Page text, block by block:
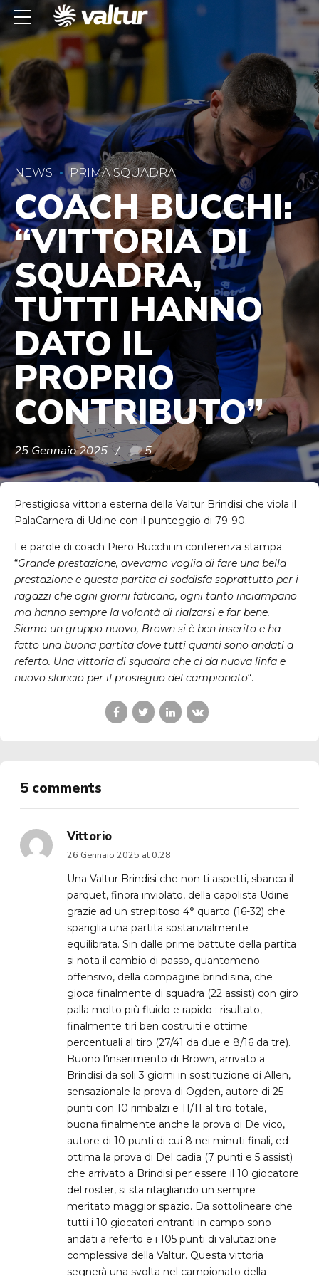
NEWS PRIMA SQUADRA
COACH BUCCHI:
“VITTORIA DI
SQUADRA,
TUTTI HANNO
DATO IL
PROPRIO
CONTRIBUTO”
25 Gennaio 2025 5
Prestigiosa vittoria esterna della Valtur Brindisi che viola il
PalaCarnera di Udine con il punteggio di 79-90.
Le parole di coach Piero Bucchi in conferenza stampa:
“Grande prestazione, avevamo voglia di fare una bella
prestazione e questa partita ci soddisfa soprattutto per i
ragazzi che ogni giorni faticano, ogni tanto inciampano
ma hanno sempre la volontà di rialzarsi e far bene.
Siamo un gruppo nuovo, Brown si è ben inserito e ha
fatto una buona partita dove tutti quanti sono andati a
referto. Una vittoria di squadra che ci da nuova linfa e
nuovo slancio per il prosieguo del campionato“.
5 comments
Vittorio
26 Gennaio 2025 at 0:28
Una Valtur Brindisi che non ti aspetti, sbanca il
parquet, finora inviolato, della capolista Udine
grazie ad un strepitoso 4° quarto (16-32) che
spariglia una partita sostanzialmente
equilibrata. Sin dalle prime battute della partita
si nota il cambio di passo, quantomeno
offensivo, della compagine brindisina, che
gioca finalmente di squadra (22 assist) con giro
palla molto più fluido e rapido : risultato,
finalmente tiri ben costruiti e ottime
percentuali al tiro (27/41 da due e 8/16 da tre).
Buono l’inserimento di Brown, arrivato a
Brindisi da soli 3 giorni in sostituzione di Allen,
sensazionale la prova di Ogden, autore di 25
punti con 10 rimbalzi e 11/11 al tiro totale,
buona finalmente anche la prova di De vico,
autore di 10 punti di cui 8 nei minuti finali, ed
ottima la prova di Del cadia (7 punti e 5 assist)
che arrivato a Brindisi per essere il 10 giocatore
del roster, si sta ritagliando un sempre
meritato maggior spazio. Da sottolineare che
tutti i 10 giocatori entranti in campo sono
andati a referto e i 105 punti di valutazione
complessiva della Valtur. Questa vittoria
segnerà una svolta nel campionato della